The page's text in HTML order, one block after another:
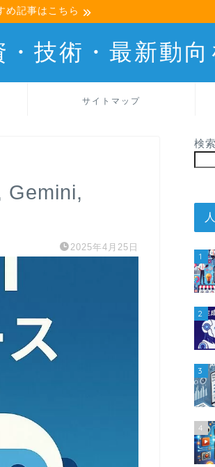
め記事はこちら
技術・最新動
サイトマップ
Gemini,
2025年4月25日
検索
1
2
3
4